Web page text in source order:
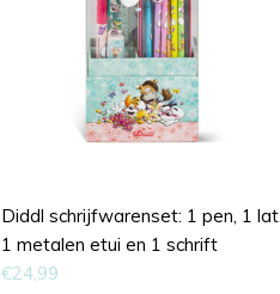
Diddl schrijfwarenset: 1 pen, 1 lat,
1 metalen etui en 1 schrift
€24,99